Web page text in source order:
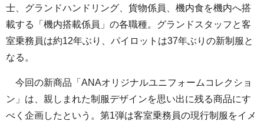
士、グランドハンドリング、貨物係員、機内食を機内へ搭
載する「機内搭載係員」の各職種。グランドスタッフと客
室乗務員は約12年ぶり、パイロットは37年ぶりの新制服と
なる。
今回の新商品「ANAオリジナルユニフォームコレクショ
ン」は、親しまれた制服デザインを思い出に残る商品にす
べく企画したという。第1弾は客室乗務員の現行制服をイメ